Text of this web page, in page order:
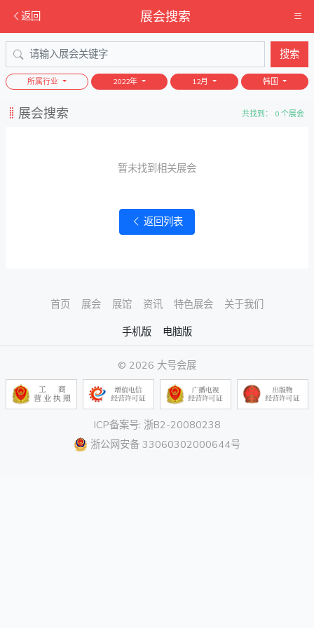
返回 展会搜索
搜索
所属行业 2022年 12月 韩国
展会搜索 共找到： 0 个展会
暂未找到相关展会
返回列表
首页 展会 展馆 资讯 特色展会
关于我们
手机版
电脑版
© 2026 大号会展
ICP备案号: 浙B2-20080238
浙公网安备 33060302000644号